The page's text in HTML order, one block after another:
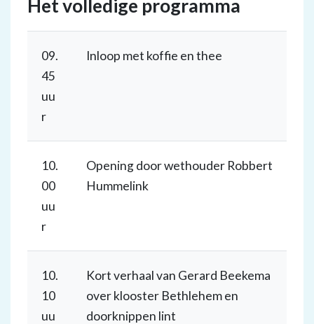
Het volledige programma
09.
45
uu
r
Inloop met koffie en thee
10.
00
uu
r
Opening door wethouder Robbert
Hummelink
10.
10
uu
Kort verhaal van Gerard Beekema
over klooster Bethlehem en
doorknippen lint